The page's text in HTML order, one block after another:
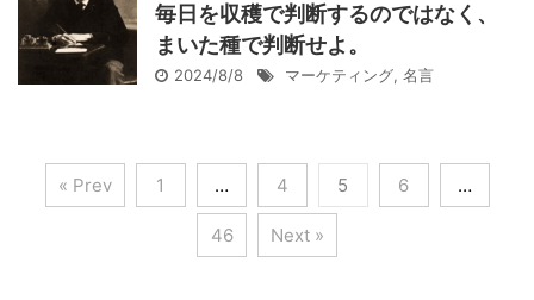
毎日を収穫で判断するのではなく、
まいた種で判断せよ。
2024/8/8 マーケティング, 名言
« Prev 1 … 4 5 6 …
46 Next »